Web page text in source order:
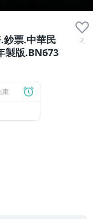
鈔票.中華民
製版.BN673
2
束